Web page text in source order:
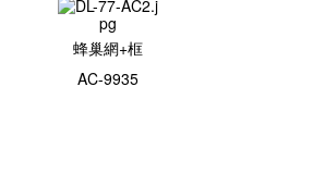
蜂巢網+框
AC-9935